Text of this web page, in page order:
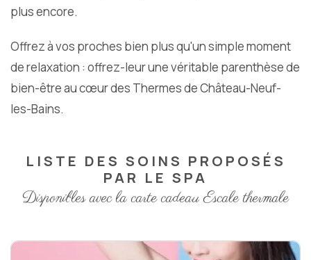
plus encore.
Offrez à vos proches bien plus qu'un simple moment
de relaxation : offrez-leur une véritable parenthèse de
bien-être au cœur des Thermes de Château-Neuf-
les-Bains.
LISTE DES SOINS PROPOSÉS
PAR LE SPA
Disponibles avec la carte cadeau Escale thermale